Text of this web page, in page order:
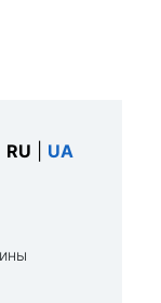
RU UA